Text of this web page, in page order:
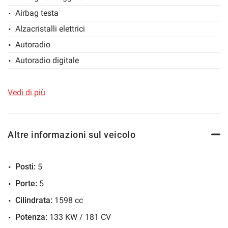
Airbag testa
Alzacristalli elettrici
Autoradio
Autoradio digitale
Boardcomputer
Chiusura centralizzata
Climatizzatore
Climatizzatore automatico, 2 zone
Controllo automatico clima
Controllo trazione
Vedi di più
Altre informazioni sul veicolo
Posti: 5
Porte: 5
Cilindrata: 1598 cc
Potenza: 133 KW / 181 CV
Salva
le
impostazioni